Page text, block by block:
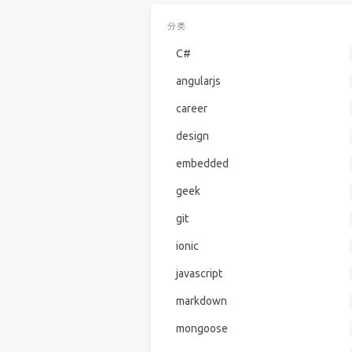
分类
C#
angularjs
career
design
embedded
geek
git
ionic
javascript
markdown
mongoose